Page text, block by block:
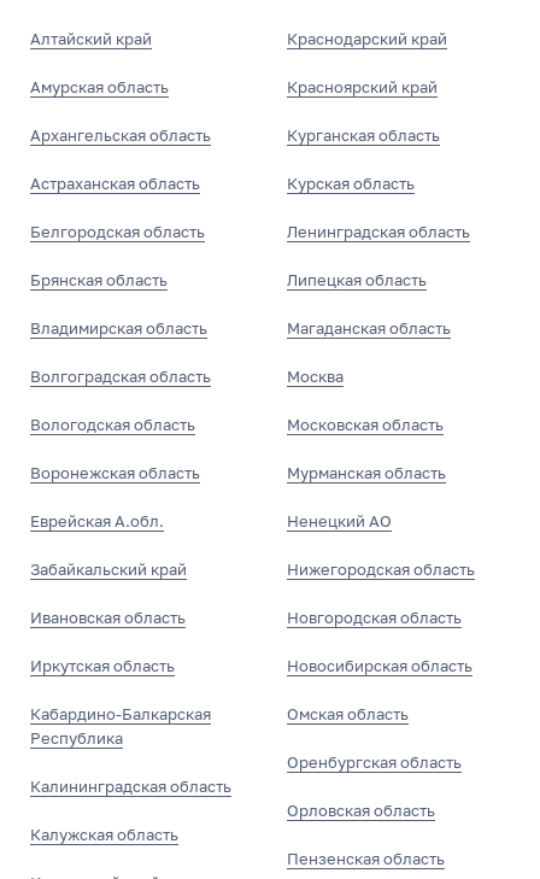
Алтайский край
Амурская область
Архангельская область
Астраханская область
Белгородская область
Брянская область
Владимирская область
Волгоградская область
Вологодская область
Воронежская область
Еврейская А.обл.
Забайкальский край
Ивановская область
Иркутская область
Кабардино-Балкарская
Республика
Калининградская область
Калужская область
Краснодарский край
Красноярский край
Курганская область
Курская область
Ленинградская область
Липецкая область
Магаданская область
Москва
Московская область
Мурманская область
Ненецкий АО
Нижегородская область
Новгородская область
Новосибирская область
Омская область
Оренбургская область
Орловская область
Пензенская область